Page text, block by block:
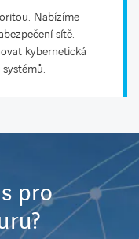
Nabízíme
sítě.
kybernetická
pro